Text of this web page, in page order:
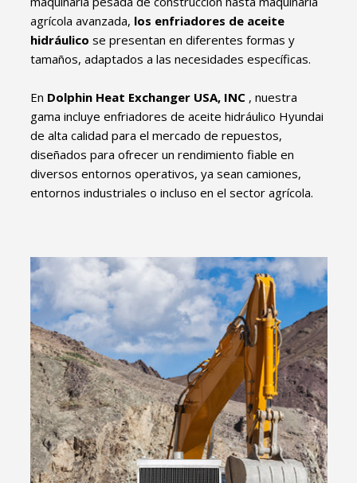
agrícola avanzada, los enfriadores de aceite
hidráulico se presentan en diferentes formas y
tamaños, adaptados a las necesidades específicas.
En Dolphin Heat Exchanger USA, INC, nuestra
gama incluye enfriadores de aceite hidráulico Hyundai
de alta calidad para el mercado de repuestos,
diseñados para ofrecer un rendimiento fiable en
diversos entornos operativos, ya sean camiones,
entornos industriales o incluso en el sector agrícola.